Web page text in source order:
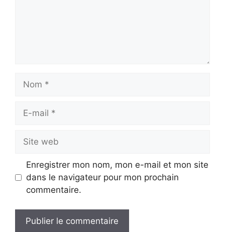
Nom
Site
web
Enregistrer mon nom, mon e-mail et mon site
dans le navigateur pour mon prochain
commentaire.